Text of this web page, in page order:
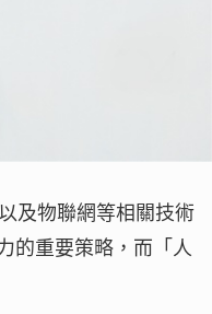
及物聯網等相關技術
的重要策略，而「人